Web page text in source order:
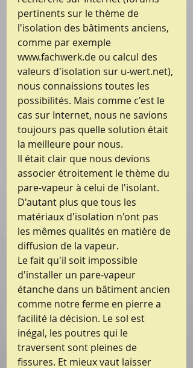
pertinents sur le thème de
l'isolation des bâtiments anciens,
comme par exemple
www.fachwerk.de ou calcul des
valeurs d'isolation sur u-wert.net),
nous connaissions toutes les
possibilités. Mais comme c'est le
cas sur Internet, nous ne savions
toujours pas quelle solution était
la meilleure pour nous.
Il était clair que nous devions
associer étroitement le thème du
pare-vapeur à celui de l'isolant.
D'autant plus que tous les
matériaux d'isolation n'ont pas
les mêmes qualités en matière de
diffusion de la vapeur.
Le fait qu'il soit impossible
d'installer un pare-vapeur
étanche dans un bâtiment ancien
comme notre ferme en pierre a
facilité la décision. Le sol est
inégal, les poutres qui le
traversent sont pleines de
fissures. Et mieux vaut laisser